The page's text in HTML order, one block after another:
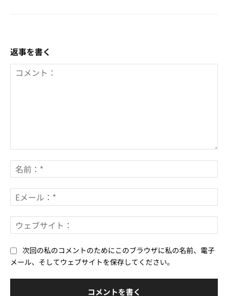
返事を書く
メ
ン
ト：
前
*
メ
ー
*ェ
次回の私のコメントのためにこのブラウザに私の名前、電子
メール、そしてウェブサイトを保存してください。